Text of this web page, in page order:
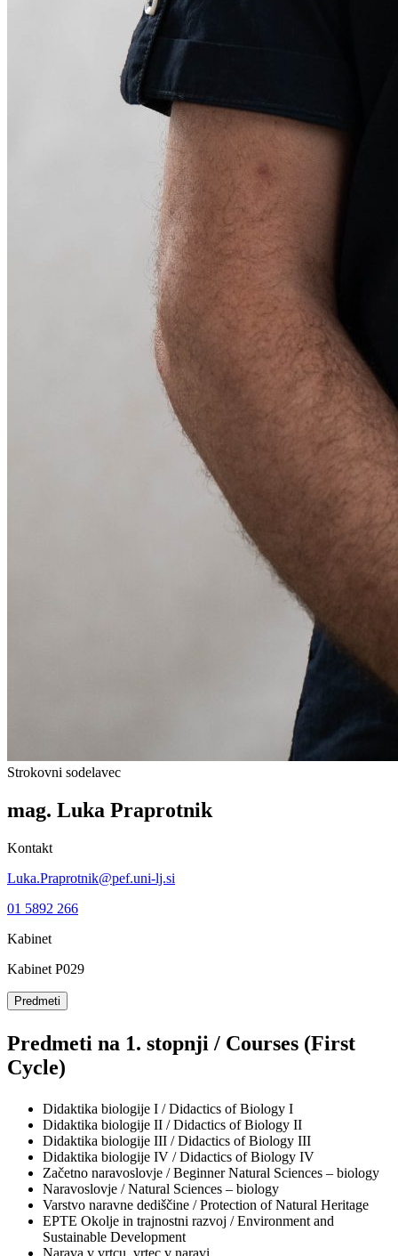
Strokovni sodelavec
mag. Luka Praprotnik
Kontakt
Luka.Praprotnik@pef.uni-lj.si
01 5892 266
Kabinet
Kabinet P029
Predmeti
Predmeti na 1. stopnji / Courses (First
Cycle)
Didaktika biologije I / Didactics of Biology I
Didaktika biologije II / Didactics of Biology II
Didaktika biologije III / Didactics of Biology III
Didaktika biologije IV / Didactics of Biology IV
Začetno naravoslovje / Beginner Natural Sciences – biology
Naravoslovje / Natural Sciences – biology
Varstvo naravne dediščine / Protection of Natural Heritage
EPTE Okolje in trajnostni razvoj / Environment and
Sustainable Development
Narava v vrtcu, vrtec v naravi